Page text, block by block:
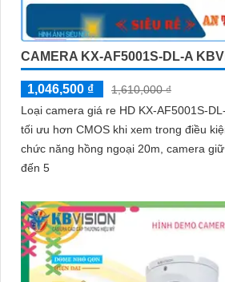
CAMERA KX-AF5001S-DL-A
1,046,500 ₫
1,610,000 ₫
Loại camera giá re HD KX-AF5001S-
tối ưu hơn CMOS khi xem trong điều kiện
chức năng hồng ngoại 20m, camera
đến 5